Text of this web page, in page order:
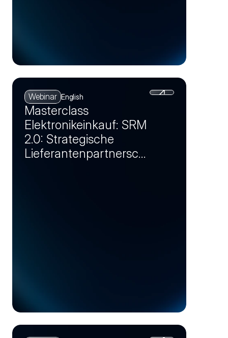
Webinar English
Masterclass
Elektronikeinkauf: SRM
2.0: Strategische
Lieferantenpartnersch